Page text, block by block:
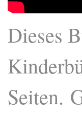
Dieses
Seiten.